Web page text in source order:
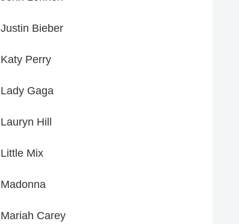
Justin Bieber
Katy Perry
Lady Gaga
Lauryn Hill
Little Mix
Madonna
Mariah Carey